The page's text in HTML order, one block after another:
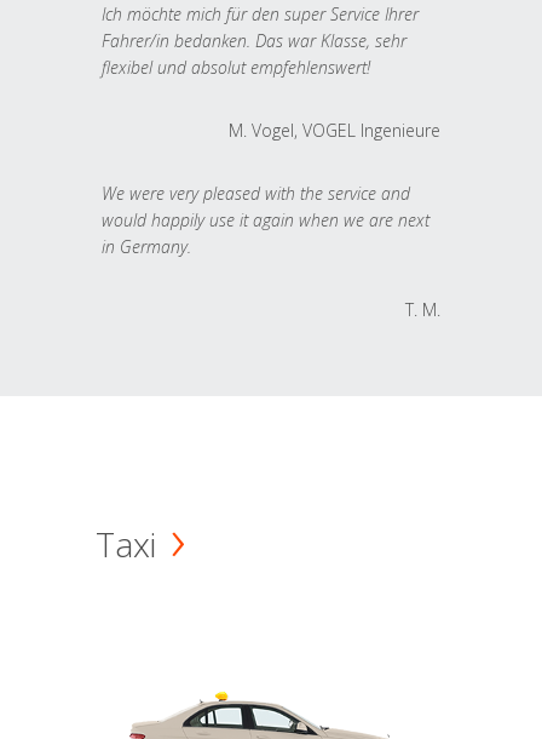
Ich möchte mich für den super Service Ihrer
Fahrer/in bedanken. Das war Klasse, sehr
flexibel und absolut empfehlenswert!
M. Vogel, VOGEL Ingenieure
We were very pleased with the service and
would happily use it again when we are next
in Germany.
T. M.
Taxi